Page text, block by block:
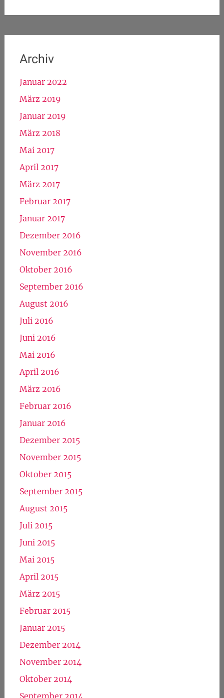
Archiv
Januar 2022
März 2019
Januar 2019
März 2018
Mai 2017
April 2017
März 2017
Februar 2017
Januar 2017
Dezember 2016
November 2016
Oktober 2016
September 2016
August 2016
Juli 2016
Juni 2016
Mai 2016
April 2016
März 2016
Februar 2016
Januar 2016
Dezember 2015
November 2015
Oktober 2015
September 2015
August 2015
Juli 2015
Juni 2015
Mai 2015
April 2015
März 2015
Februar 2015
Januar 2015
Dezember 2014
November 2014
Oktober 2014